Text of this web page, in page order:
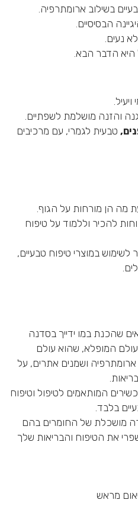
בשילוב ארומתרפיה.
הבסיסיים.
נעים.
היא הדבר הבא.
ויעיל.
והזנה מושלמת לשפתיים.
טבעית לגמרי, עם מרכיבים
מה הן מורחות על הגוף.
להכיר וללמוד על טיפוח
לשימוש במוצרי טיפוח טבעיים,
שהכנת במו ידייך בסדנה
המופלא, שהוא עולם
ושמנים אתרים, על
המותאמים לטיפול וטיפוח
בלבד.
מושכלת של החומרים בהם
את הטיפוח והבריאות שלך
מראש